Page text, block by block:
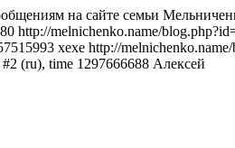
на сайте семьи
http://melnichenko.name/
хехе http://
(ru), time 1297666688 Алексей